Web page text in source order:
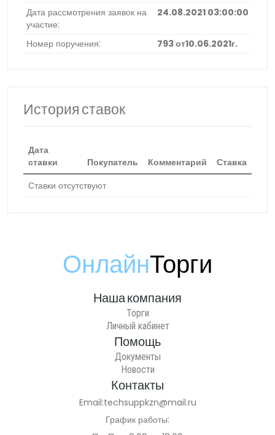
Дата рассмотрения заявок на
участие:
24.08.2021 03:00:00
Номер поручения: 793 от10.06.2021г.
История ставок
Дата
ставки
Покупатель Комментарий
Ставка
Ставки отсутствуют
ОнлайнТорги
Наша компания
Торги
Личный кабинет
Помощь
Документы
Новости
Контакты
Email:techsuppkzn@mail.ru
График работы: